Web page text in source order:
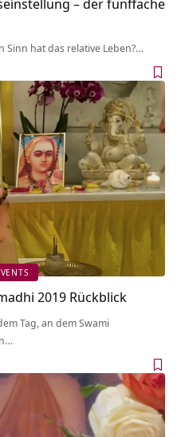
Sinn hat das relative Leben?…
2019 Rückblick
Tag, an dem Swami